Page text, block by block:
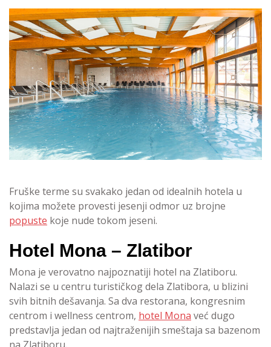
Fruške terme su svakako jedan od idealnih hotela u
kojima možete provesti jesenji odmor uz brojne
popuste koje nude tokom jeseni.
Hotel Mona – Zlatibor
Mona je verovatno najpoznatiji hotel na Zlatiboru.
Nalazi se u centru turističkog dela Zlatibora, u blizini
svih bitnih dešavanja. Sa dva restorana, kongresnim
centrom i wellness centrom, hotel Mona već dugo
predstavlja jedan od najtraženijih smeštaja sa bazenom